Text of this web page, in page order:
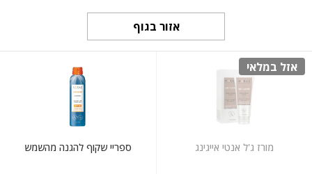
אזור בגוף
אזל במלאי
מורז ג'ל אנטי אייגינג ספריי שקוף להגנה מהשמש